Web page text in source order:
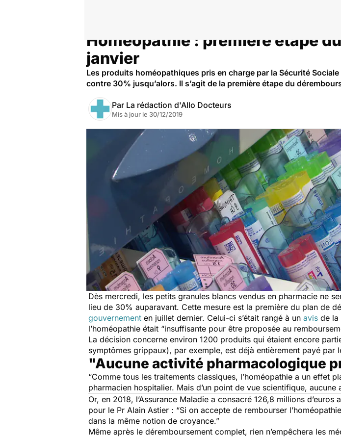
Homéopathie : première étape
janvier
Les produits homéopathiques pris en charge par la Sécurité
contre 30% jusqu’alors. Il s’agit de la première étape du
Par La rédaction d'Allo Docteurs
Mis à jour le 30/12/2019
Dès mercredi, les petits granules blancs vendus en pharmacie ne
lieu de 30% auparavant. Cette mesure est la première du plan de
gouvernement en juillet dernier. Celui-ci s’était rangé à un avis de la
l’homéopathie était “insuffisante pour être proposée au
La décision concerne environ 1200 produits qui étaient encore
symptômes grippaux), par exemple, est déjà entièrement payé par
"Aucune activité pharmacologique
“Comme tous les traitements classiques, l’homéopathie a un effet
pharmacien hospitalier. Mais d’un point de vue scientifique,
Or, en 2018, l’Assurance Maladie a consacré 126,8 millions
pour le Pr Alain Astier : “Si on accepte de rembourser
dans la même notion de croyance.”
Même après le déremboursement complet, rien n’empêchera les